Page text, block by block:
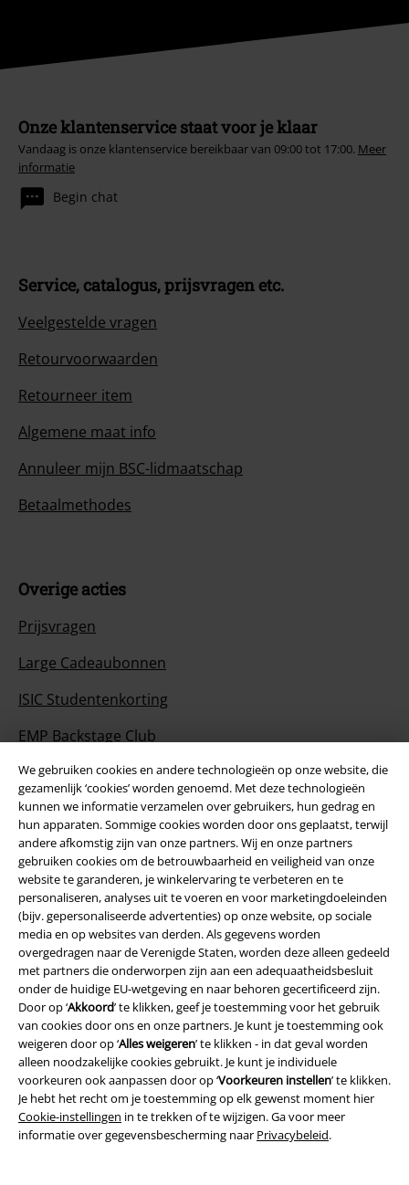
We gebruiken cookies en andere technologieën op onze website, die
gezamenlijk ‘cookies’ worden genoemd. Met deze technologieën
kunnen we informatie verzamelen over gebruikers, hun gedrag en
hun apparaten. Sommige cookies worden door ons geplaatst, terwijl
andere afkomstig zijn van onze partners. Wij en onze partners
gebruiken cookies om de betrouwbaarheid en veiligheid van onze
website te garanderen, je winkelervaring te verbeteren en te
personaliseren, analyses uit te voeren en voor marketingdoeleinden
(bijv. gepersonaliseerde advertenties) op onze website, op sociale
media en op websites van derden. Als gegevens worden
overgedragen naar de Verenigde Staten, worden deze alleen gedeeld
met partners die onderworpen zijn aan een adequaatheidsbesluit
onder de huidige EU-wetgeving en naar behoren gecertificeerd zijn.
Door op ‘Akkoord’ te klikken, geef je toestemming voor het gebruik
van cookies door ons en onze partners. Je kunt je toestemming ook
weigeren door op ‘Alles weigeren’ te klikken - in dat geval worden
alleen noodzakelijke cookies gebruikt. Je kunt je individuele
voorkeuren ook aanpassen door op ‘Voorkeuren instellen’ te klikken.
Je hebt het recht om je toestemming op elk gewenst moment hier
Cookie-instellingen in te trekken of te wijzigen. Ga voor meer
informatie over gegevensbescherming naar Privacybeleid.
Onze klantenservice staat voor je klaar
Vandaag is onze klantenservice bereikbaar van 09:00 tot 17:00. Meer
informatie
Begin chat
Service, catalogus, prijsvragen etc.
Veelgestelde vragen
Retourvoorwaarden
Retourneer item
Algemene maat info
Annuleer mijn BSC-lidmaatschap
Betaalmethodes
Overige acties
Prijsvragen
Large Cadeaubonnen
ISIC Studentenkorting
EMP Backstage Club
Over Large
Partnerprogramma's
Duurzaamheid
Maak deel uit van de community!